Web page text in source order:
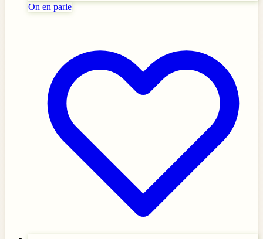
On en parle